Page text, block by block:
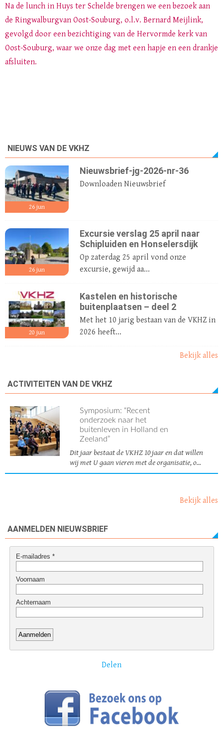
Na de lunch in Huys ter Schelde brengen we een bezoek aan
de Ringwalburgvan Oost-Souburg, o.l.v. Bernard Meijlink,
gevolgd door een bezichtiging van de Hervormde kerk van
Oost-Souburg, waar we onze dag met een hapje en een drankje
afsluiten.
NIEUWS VAN DE VKHZ
26 jun
Nieuwsbrief-jg-2026-nr-36
Downloaden Nieuwsbrief
26 jun
Excursie verslag 25 april naar
Schipluiden en Honselersdijk
Op zaterdag 25 april vond onze
excursie, gewijd aa...
20 jun
Kastelen en historische
buitenplaatsen – deel 2
Met het 10 jarig bestaan van de VKHZ in
2026 heeft...
Bekijk alles
ACTIVITEITEN VAN DE VKHZ
Symposium: “Recent
onderzoek naar het
buitenleven in Holland en
Zeeland”
Dit jaar bestaat de VKHZ 10 jaar en dat willen
wij met U gaan vieren met de organisatie, o...
Bekijk alles
AANMELDEN NIEUWSBRIEF
Delen